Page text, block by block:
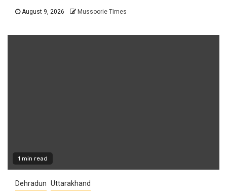
August 9, 2026 Mussoorie Times
1 min read
Dehradun Uttarakhand